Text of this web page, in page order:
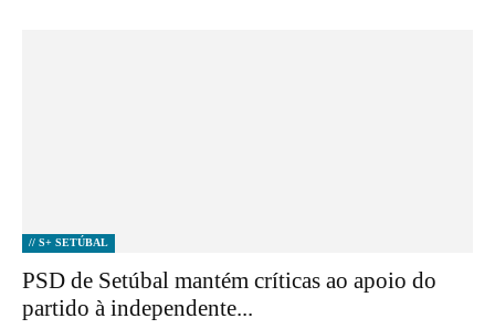
// S+ SETÚBAL
PSD de Setúbal mantém críticas ao apoio do
partido à independente...